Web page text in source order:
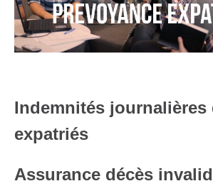
Indemnités journalières
expatriés
Assurance décès